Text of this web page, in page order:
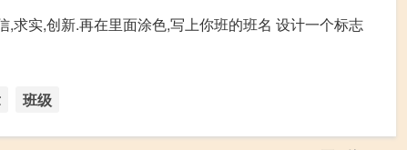
求实,创新.再在里面涂色,写上你班的班名 设计一个标志
班级